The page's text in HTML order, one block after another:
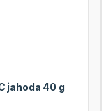
jahoda 40 g